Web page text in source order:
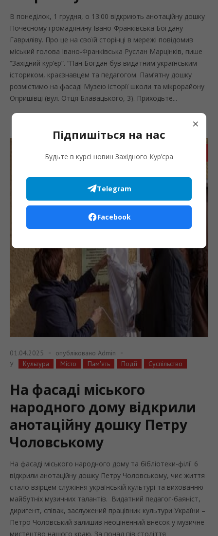
В понеділок, 1 грудня, о 13:00 відкриють анотаційну дошку
Почесному громадянину Івано-Франківська Богдану
Гавриліву. Про це на своїй сторінці в мережі повідомив
міський голова Івано-Франківська Руслан Марцінків, пише
“Західний кур’єр”. “Пан Богдан був видатним українським
істориком, краєзнавцем та педагогом. Пам’ятну дошку
розмістимо на фасаді Музею історії школи та мікрорайону
Опришівці (вул. Отця Блавацького, 3). Приходьте...
01.04.2025 опубліковано Admin
У
Культура Місто Пам'ять Події Суспільство
На фасаді міського
народного дому відкрили
анотаційну дошку Петру
Чоловському
На фасаді міського народного дому та бібліотеки-філії 6
відкрили анотаційну дошку Петру Чоловському, чиє життя
стало взірцем служіння українській культурі та вихованню
майбутніх музичних талантів. Видатний педагог-баяніст,
диригент, співак, заслужений працівник культури України –
Петро Чоловський залишив неоціненний внесок у музичне
мистецтво нашого краю. За понад пів століття
×
Підпишіться на нас
Будьте в курсі новин Західного Кур’єра
Telegram
Facebook